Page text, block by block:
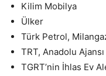
Kilim Mobilya
Ülker
Türk Petrol,
TRT, Anadolu Ajansı
TGRT’nin İhlas Ev